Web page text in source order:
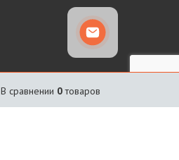
В сравнении 0 товаров